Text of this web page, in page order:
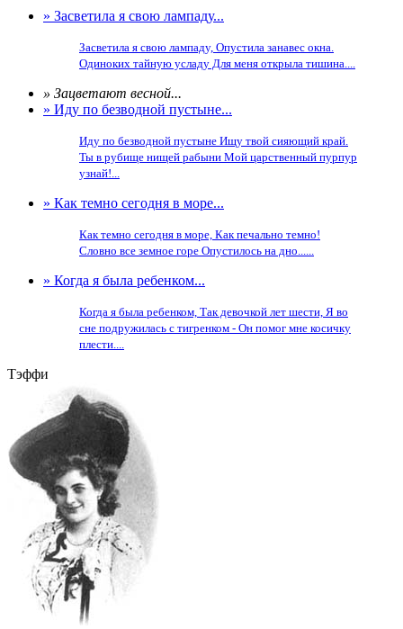
» Засветила я свою лампаду...
Засветила я свою лампаду, Опустила занавес окна.
Одиноких тайную усладу Для меня открыла тишина....
» Зацветают весной...
» Иду по безводной пустыне...
Иду по безводной пустыне Ищу твой сияющий край.
Ты в рубище нищей рабыни Мой царственный пурпур
узнай!...
» Как темно сегодня в море...
Как темно сегодня в море, Как печально темно!
Словно все земное горе Опустилось на дно......
» Когда я была ребенком...
Когда я была ребенком, Так девочкой лет шести, Я во
сне подружилась с тигренком - Он помог мне косичку
плести....
Тэффи